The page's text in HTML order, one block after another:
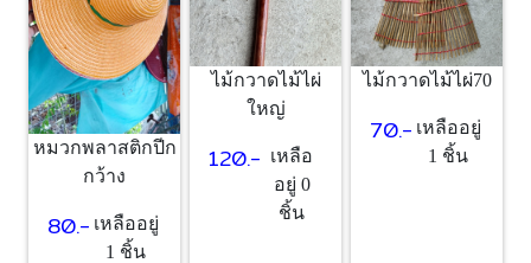
หมวกพลาสติกปีก
กว้าง
80.- เหลืออยู่
1 ชิ้น
ไม้กวาดไม้ไผ่
ใหญ่
120.- เหลือ
อยู่ 0
ชิ้น
ไม้กวาดไม้ไผ่70
70.- เหลืออยู่
1 ชิ้น